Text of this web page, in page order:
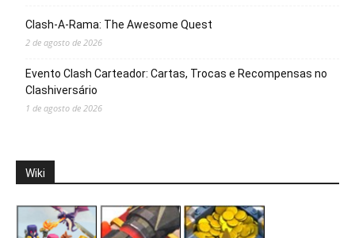
Clash-A-Rama: The Awesome Quest
2 de agosto de 2026
Evento Clash Carteador: Cartas, Trocas e Recompensas no
Clashiversário
1 de agosto de 2026
Wiki